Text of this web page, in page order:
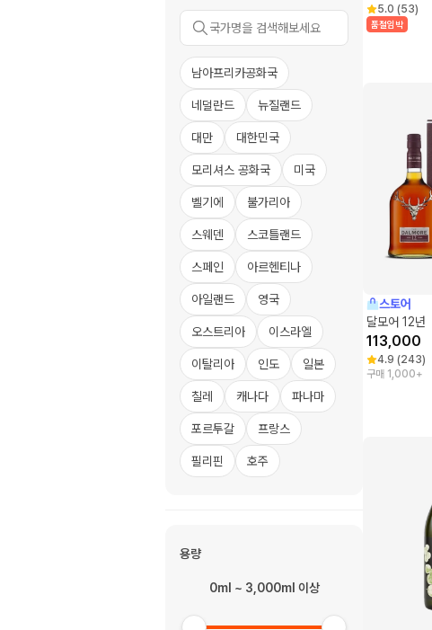
남아프리카공화국
네덜란드 뉴질랜드
대만 대한민국
모리셔스 공화국 미국
벨기에 불가리아
스웨덴 스코틀랜드
스페인 아르헨티나
아일랜드 영국
오스트리아 이스라엘
이탈리아 인도 일본
칠레 캐나다 파나마
포르투갈 프랑스
필리핀 호주
용량
0ml ~ 3,000ml 이상
5.0 (53)
품절임박
스토어
달모어 12년
113,000
4.9 (243)
구매 1,000+